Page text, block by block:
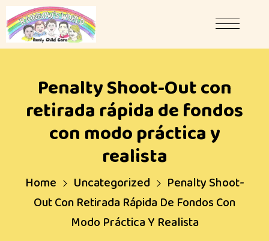
Penalty Shoot-Out con
retirada rápida de fondos
con modo práctica y
realista
Home Uncategorized
Penalty Shoot-
Out Con Retirada Rápida De Fondos Con
Modo Práctica Y Realista